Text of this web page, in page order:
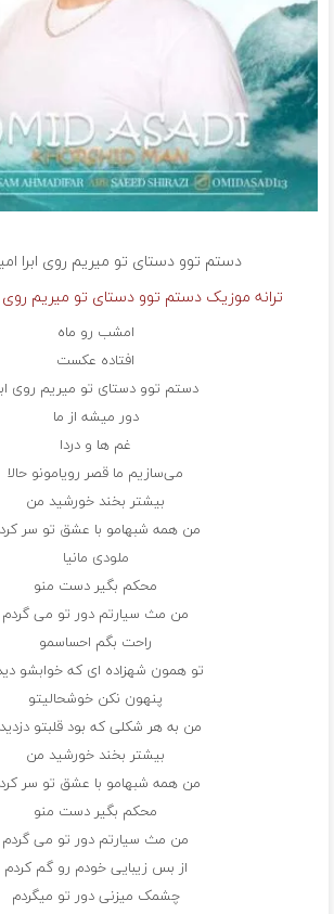
دستم توو دستای تو میریم روی ابرا
ترانه موزیک دستم توو دستای تو میریم روی
امشب رو ماه
افتاده عکست
دستم توو دستای تو میریم روی
دور میشه از ما
غم ها و دردا
می‌سازیم ما قصر رویامونو حالا
بیشتر بخند خورشید من
من همه شبهامو با عشق تو سر
ملودی مانیا
محکم بگیر دست منو
من مث سیارتم دور تو می گردم
راحت بگم احساسمو
تو همون شهزاده ای که خوابشو
پنهون نکن خوشحالیتو
من به هر شکلی که بود قلبتو
بیشتر بخند خورشید من
من همه شبهامو با عشق تو سر
محکم بگیر دست منو
من مث سیارتم دور تو می گردم
از بس زیبایی خودم رو گم کردم
چشمک میزنی دور تو میگردم